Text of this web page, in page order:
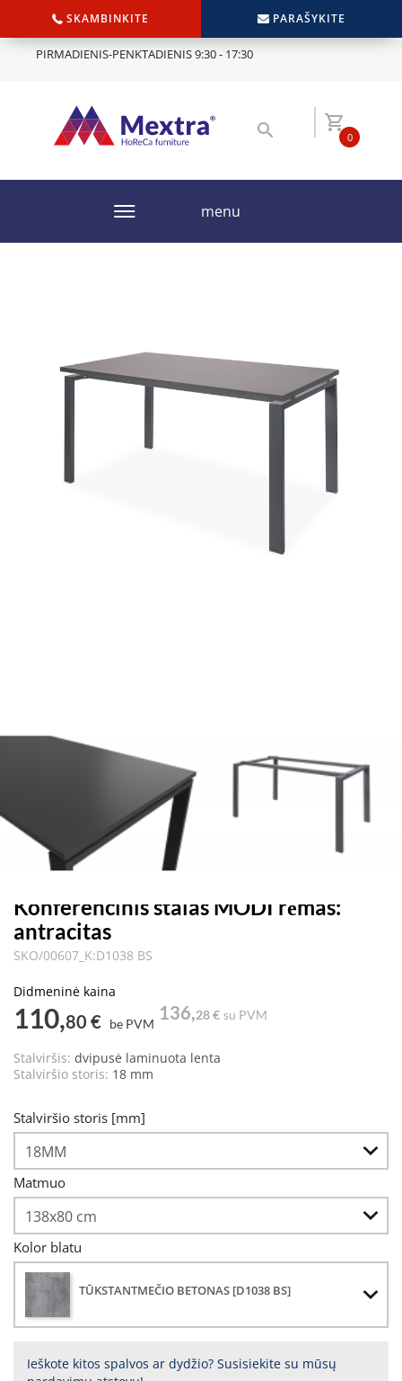
SKAMBINKITE PARAŠYKITE
PIRMADIENIS-PENKTADIENIS 9:30 - 17:30
0
menu
Konferencinis stalas MODI rėmas:
antracitas
SKO/00607_K:D1038 BS
Didmeninė kaina
110,80 € be PVM
136,28 € su PVM
Stalviršis: dvipusė laminuota lenta
Stalviršio storis: 18 mm
Stalviršio storis [mm]
Matmuo
Kolor blatu
TŪKSTANTMEČIO BETONAS [D1038 BS]
Ieškote kitos spalvos ar dydžio? Susisiekite su mūsų